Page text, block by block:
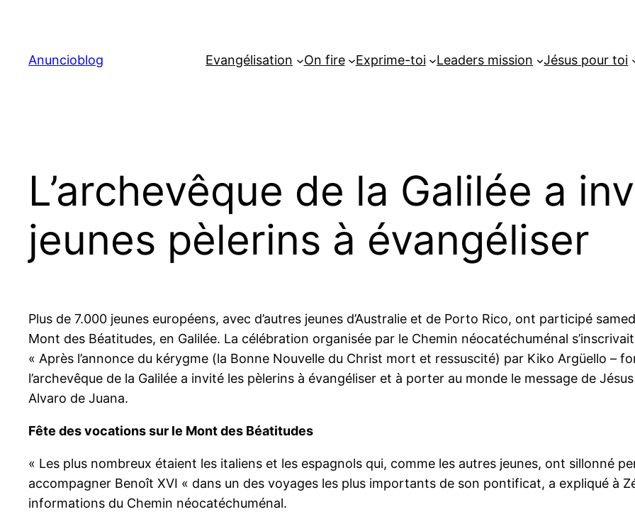
contenu
Anuncioblog Evangélisation On fire Exprime-toi Leaders mission Jésus pour toi
L’archevêque de la Galilée a
jeunes pèlerins à évangéliser
Plus de 7.000 jeunes européens, avec d’autres jeunes d’Australie et de Porto Rico, ont participé
Mont des Béatitudes, en Galilée. La célébration organisée par le Chemin néocatéchuménal
« Après l’annonce du kérygme (la Bonne Nouvelle du Christ mort et ressuscité) par Kiko Argüello –
l’archevêque de la Galilée a invité les pèlerins à évangéliser et à porter au monde le message de
Alvaro de Juana.
Fête des vocations sur le Mont des Béatitudes
« Les plus nombreux étaient les italiens et les espagnols qui, comme les autres jeunes, ont sillonné
accompagner Benoît XVI « dans un des voyages les plus importants de son pontificat, a expliqué à
informations du Chemin néocatéchuménal.